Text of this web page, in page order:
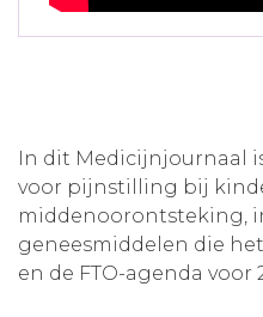
In dit Medicijnjournaal
voor pijnstilling bij
middenoorontsteking,
geneesmiddelen die
en de FTO-agenda voor